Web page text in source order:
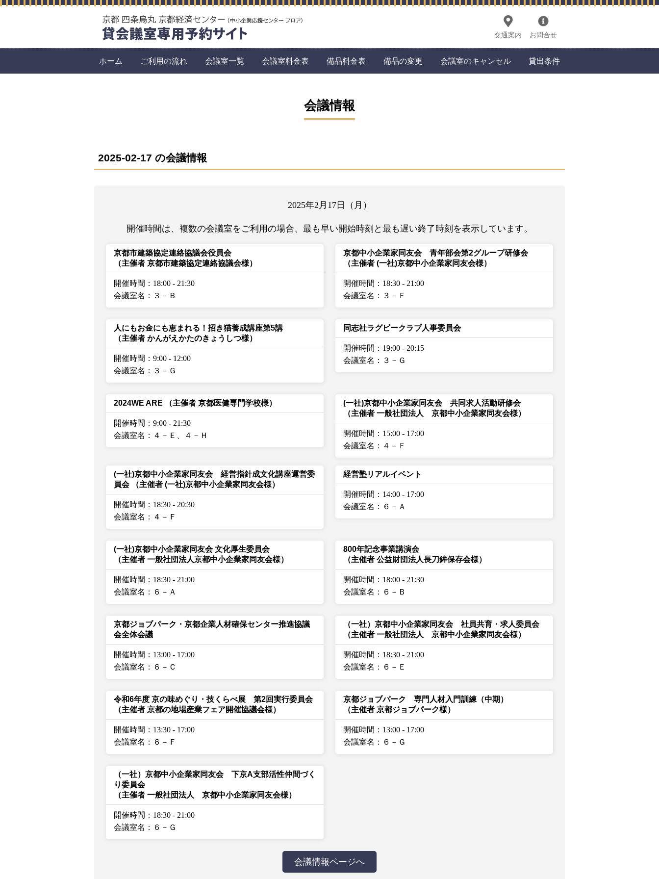
交通案内 お問合せ
ホーム ご利用の流れ 会議室一覧 会議室料金表 備品料金表 備品の変更 会議室のキャンセル 貸出条件
会議情報
2025-02-17 の会議情報
2025年2月17日（月）
開催時間は、複数の会議室をご利用の場合、最も早い開始時刻と最も遅い終了時刻を表示しています。
京都市建築協定連絡協議会役員会
（主催者 京都市建築協定連絡協議会様）
開催時間：18:00 - 21:30
会議室名：３－Ｂ
京都中小企業家同友会 青年部会第2グループ研修会
（主催者 (一社)京都中小企業家同友会様）
開催時間：18:30 - 21:00
会議室名：３－Ｆ
人にもお金にも恵まれる！招き猫養成講座第5講
（主催者 かんがえかたのきょうしつ様）
開催時間：9:00 - 12:00
会議室名：３－Ｇ
同志社ラグビークラブ人事委員会
開催時間：19:00 - 20:15
会議室名：３－Ｇ
2024WE ARE （主催者 京都医健専門学校様）
開催時間：9:00 - 21:30
会議室名：４－Ｅ、４－Ｈ
(一社)京都中小企業家同友会 共同求人活動研修会
（主催者 一般社団法人 京都中小企業家同友会様）
開催時間：15:00 - 17:00
会議室名：４－Ｆ
(一社)京都中小企業家同友会 経営指針成文化講座運営委
員会
（主催者 (一社)京都中小企業家同友会様）
開催時間：18:30 - 20:30
会議室名：４－Ｆ
経営塾リアルイベント
開催時間：14:00 - 17:00
会議室名：６－Ａ
(一社)京都中小企業家同友会 文化厚生委員会
（主催者 一般社団法人京都中小企業家同友会様）
開催時間：18:30 - 21:00
会議室名：６－Ａ
800年記念事業講演会
（主催者 公益財団法人長刀鉾保存会様）
開催時間：18:00 - 21:30
会議室名：６－Ｂ
京都ジョブパーク・京都企業人材確保センター推進協議
会全体会議
開催時間：13:00 - 17:00
会議室名：６－Ｃ
（一社）京都中小企業家同友会 社員共育・求人委員会
（主催者 一般社団法人 京都中小企業家同友会様）
開催時間：18:30 - 21:00
会議室名：６－Ｅ
令和6年度 京の味めぐり・技くらべ展 第2回実行委員会
（主催者 京都の地場産業フェア開催協議会様）
開催時間：13:30 - 17:00
会議室名：６－Ｆ
京都ジョブパーク 専門人材入門訓練（中期）
（主催者 京都ジョブパーク様）
開催時間：13:00 - 17:00
会議室名：６－Ｇ
（一社）京都中小企業家同友会 下京A支部活性仲間づく
り委員会
（主催者 一般社団法人 京都中小企業家同友会様）
開催時間：18:30 - 21:00
会議室名：６－Ｇ
会議情報ページへ